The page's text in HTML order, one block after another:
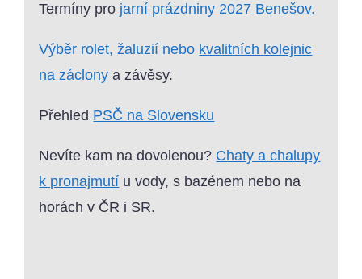
Termíny pro jarní prázdniny 2027 Benešov.
Výběr rolet, žaluzií nebo kvalitních kolejnic
na záclony a závěsy.
Přehled PSČ na Slovensku
Nevíte kam na dovolenou? Chaty a chalupy
k pronajmutí u vody, s bazénem nebo na
horách v ČR i SR.